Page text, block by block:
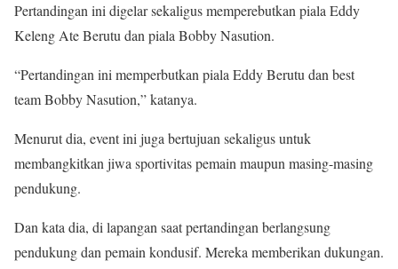
Pertandingan ini digelar sekaligus memperebutkan piala Eddy
Keleng Ate Berutu dan piala Bobby Nasution.
“Pertandingan ini memperbutkan piala Eddy Berutu dan best
team Bobby Nasution,” katanya.
Menurut dia, event ini juga bertujuan sekaligus untuk
membangkitkan jiwa sportivitas pemain maupun masing-masing
pendukung.
Dan kata dia, di lapangan saat pertandingan berlangsung
pendukung dan pemain kondusif. Mereka memberikan dukungan.